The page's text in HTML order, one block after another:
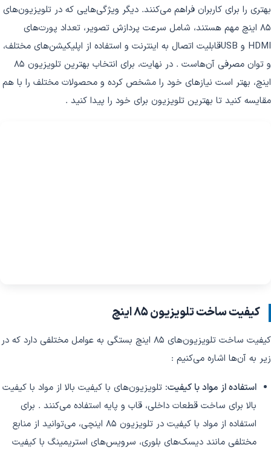
بهتری را برای کاربران فراهم می‌کنند. دیگر ویژگی‌هایی که در تلویزیون‌های
85 اینچ مهم هستند، شامل سرعت پردازش تصویر، تعداد پورت‌های
HDMI و USBقابلیت اتصال به اینترنت و استفاده از اپلیکیشن‌های مختلف،
و توان مصرفی آن‌هاست . در نهایت، برای انتخاب بهترین تلویزیون 85
اینچ، بهتر است نیازهای خود را مشخص کرده و محصولات مختلف را با هم
مقایسه کنید تا بهترین تلویزیون برای خود را پیدا کنید .
کیفیت ساخت تلویزیون 85 اینچ
کیفیت ساخت تلویزیون‌های 85 اینچ بستگی به عوامل مختلفی دارد که در
زیر به آن‌ها اشاره می‌کنیم :
استفاده از مواد با کیفیت: تلویزیون‌های با کیفیت بالا از مواد با کیفیت
بالا برای ساخت قطعات داخلی، قاب و پایه استفاده می‌کنند . برای
استفاده از مواد با کیفیت در تلویزیون 85 اینچی، می‌توانید از منابع
مختلفی مانند دیسک‌های بلوری، سرویس‌های استریمینگ با کیفیت